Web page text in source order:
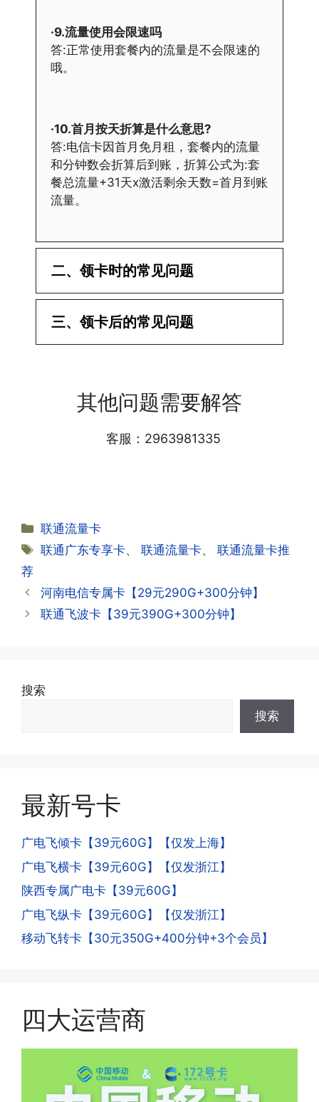
·9.流量使用会限速吗
答:正常使用套餐内的流量是不会限速的
哦。
·10.首月按天折算是什么意思?
答:电信卡因首月免月租，套餐内的流量
和分钟数会折算后到账，折算公式为:套
餐总流量+31天x激活剩余天数=首月到账
流量。
二、领卡时的常见问题
·1.已经操作激活了怎么没有网?还不能使
用呢?
详细套餐，这就说明已激活成功!耗时一
早上才可以进行人工审核;快递激活的基
·2.激活成功了，我怎么查套餐呢?
答:下载对应运营商的官方手机营业厅
查询到流量和话费是否正常到账;如果未
到，耐心等待48小时后，再刷新app即
答:这是属于正常现象，属于刚激活到账
是因为激活当月的流量会按照您激活剩余
的天数折算到账，次月就会全额到账，留
超出额外扣费哦。
·4.实际扣费月租
答:
(1)首月扣费:电信是首月免费，联通是按
(2)如下几种情况是不返费的:返费前停
机、关机、注销、违章单停、未再专属渠
道首充的情况下都是不能正常返费的并且
逾期不可补返费。
三、领卡后的常见问题
小哥处参加活动充值，后续充值就是任意
业厅都可以;
信大部分都没有合约期，每一个卡的产品
资料都有详细的注销流程和注意事项;
·3.注销后，会不会影响我的信誉?
·4.为什么手机卡刚激活60天内不能换手
去骗人。他必须注册很多APP才可以去骗
人。他们是用专业设备插手机卡打的，所
以会经常换卡槽换设备。所以基于这些特
点，运营商系统会识别到，如果你有类似
的异常使用行为，就会让你二次认证。二
次认证是为了证明你本人在使用这张卡。
一般二次认证的流程是本人使用这张卡的
流量，通过运营商链接刷人脸，拍身份证
件，来证明是本人在使用。具体可以网上
其他问题需要解答
客服：2963981335
分
类
联通流量卡
标
联通广东专享卡、联通流量卡、联通流量卡推
荐
河南电信专属卡【29元290G+300分钟】
联通飞波卡【39元390G+300分钟】
搜索
搜索
最新号卡
广电飞倾卡【39元60G】【仅发上海】
广电飞横卡【39元60G】【仅发浙江】
陕西专属广电卡【39元60G】
广电飞纵卡【39元60G】【仅发浙江】
移动飞转卡【30元350G+400分钟+3个会员】
四大运营商